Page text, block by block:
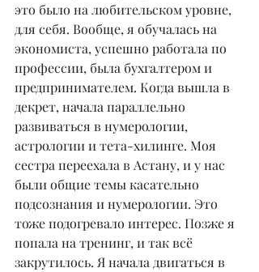
это было на любительском уровне,
для себя. Вообще, я обучалась на
экономиста, успешно работала по
профессии, была бухгалтером и
предпринимателем. Когда вышла в
декрет, начала параллельно
развиваться в нумерологии,
астрологии и тета-хилинге. Моя
сестра переехала в Астану, и у нас
были общие темы касательно
подсознания и нумерологии. Это
тоже подогревало интерес. Позже я
попала на тренинг, и так всё
закрутилось. Я начала двигаться в